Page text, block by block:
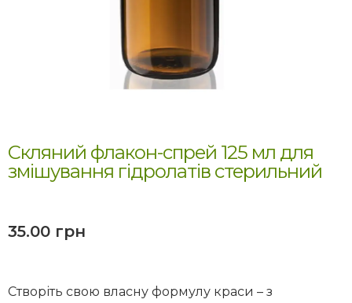
Скляний флакон-спрей 125 мл для
змішування гідролатів стерильний
35.00 грн
Створіть свою власну формулу краси – з